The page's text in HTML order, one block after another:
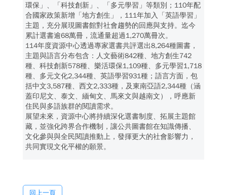
環保」、「科技創新」、「多元學習」等類別；110年配
合國家政策新增「地方創生」，111年加入「英語學習」
主題，充分展現圖書館對社會趨勢的回應與支持。迄今
累計選書逾68萬冊，流通量超過1,270萬冊次。
114年度資源中心透過專家選書共評選出8,264種圖書，
主題與語言分布包含：人文藝術842種、地方創生742
種、科技創新578種、樂活環保1,109種、多元學習1,718
種、多元文化2,344種、英語學習931種；語言方面，包
括中文3,587種、西文2,333種，及東南亞語2,344種（涵
蓋印尼文、泰文、緬甸文、馬來文與越南文），呼應新
住民與多語族群的閱讀需求。
展望未來，資源中心將持續深化選書制度、拓展主題館
藏，並強化跨界合作機制，讓公共圖書館在知識傳播、
文化參與與全民閱讀推動上，發揮更大的社會影響力，
共同實現文化平權的願景。
回上一頁